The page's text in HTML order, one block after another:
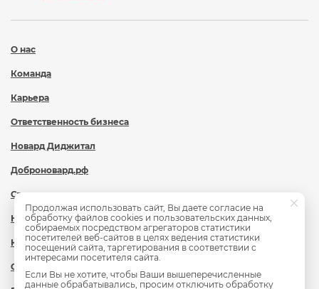
О нас
Команда
Карьера
Ответственность бизнеса
Новард Диджитал
Доброновард.рф
Статьи
Новости
Контакты
Охрана труда
Продолжая использовать сайт, Вы даете согласие на
обработку файлов cookies и пользовательских данных,
собираемых посредством агрегаторов статистики
посетителей веб-сайтов в целях ведения статистики
посещений сайта, таргетирования в соответствии с
интересами посетителя сайта.
Если Вы не хотите, чтобы Ваши вышеперечисленные
данные обрабатывались, просим отключить обработку